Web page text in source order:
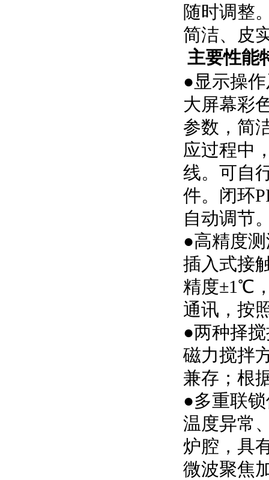
随时调整
简洁、皮
主要性能
●显示操
大屏幕彩
参数，简
应过程中
线。 可自
件。 闭环
自动调节
●高精度
插入式接
精度±1℃
通讯，按
●两种择
磁力搅拌
兼存 ； 根
●多重联
温度异常
炉腔，具
微波聚焦